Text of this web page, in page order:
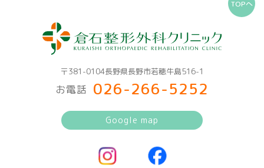
TOPへ
〒381-0104長野県長野市若穂牛島516-1
お電話 026-266-5252
Google map